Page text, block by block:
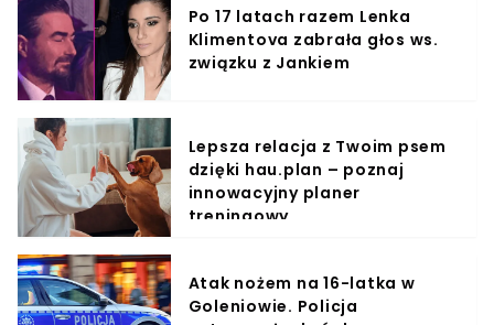
Po 17 latach razem Lenka
Klimentova zabrała głos ws.
związku z Jankiem
Lepsza relacja z Twoim psem
dzięki hau.plan – poznaj
innowacyjny planer
treningowy
Atak nożem na 16-latka w
Goleniowie. Policja